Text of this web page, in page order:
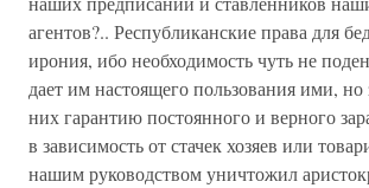
агентов?.. Республиканские права для
ирония, ибо необходимость чуть не
дает им настоящего пользования ими, но
них гарантию постоянного и верного
в зависимость от стачек хозяев или
нашим руководством уничтожил